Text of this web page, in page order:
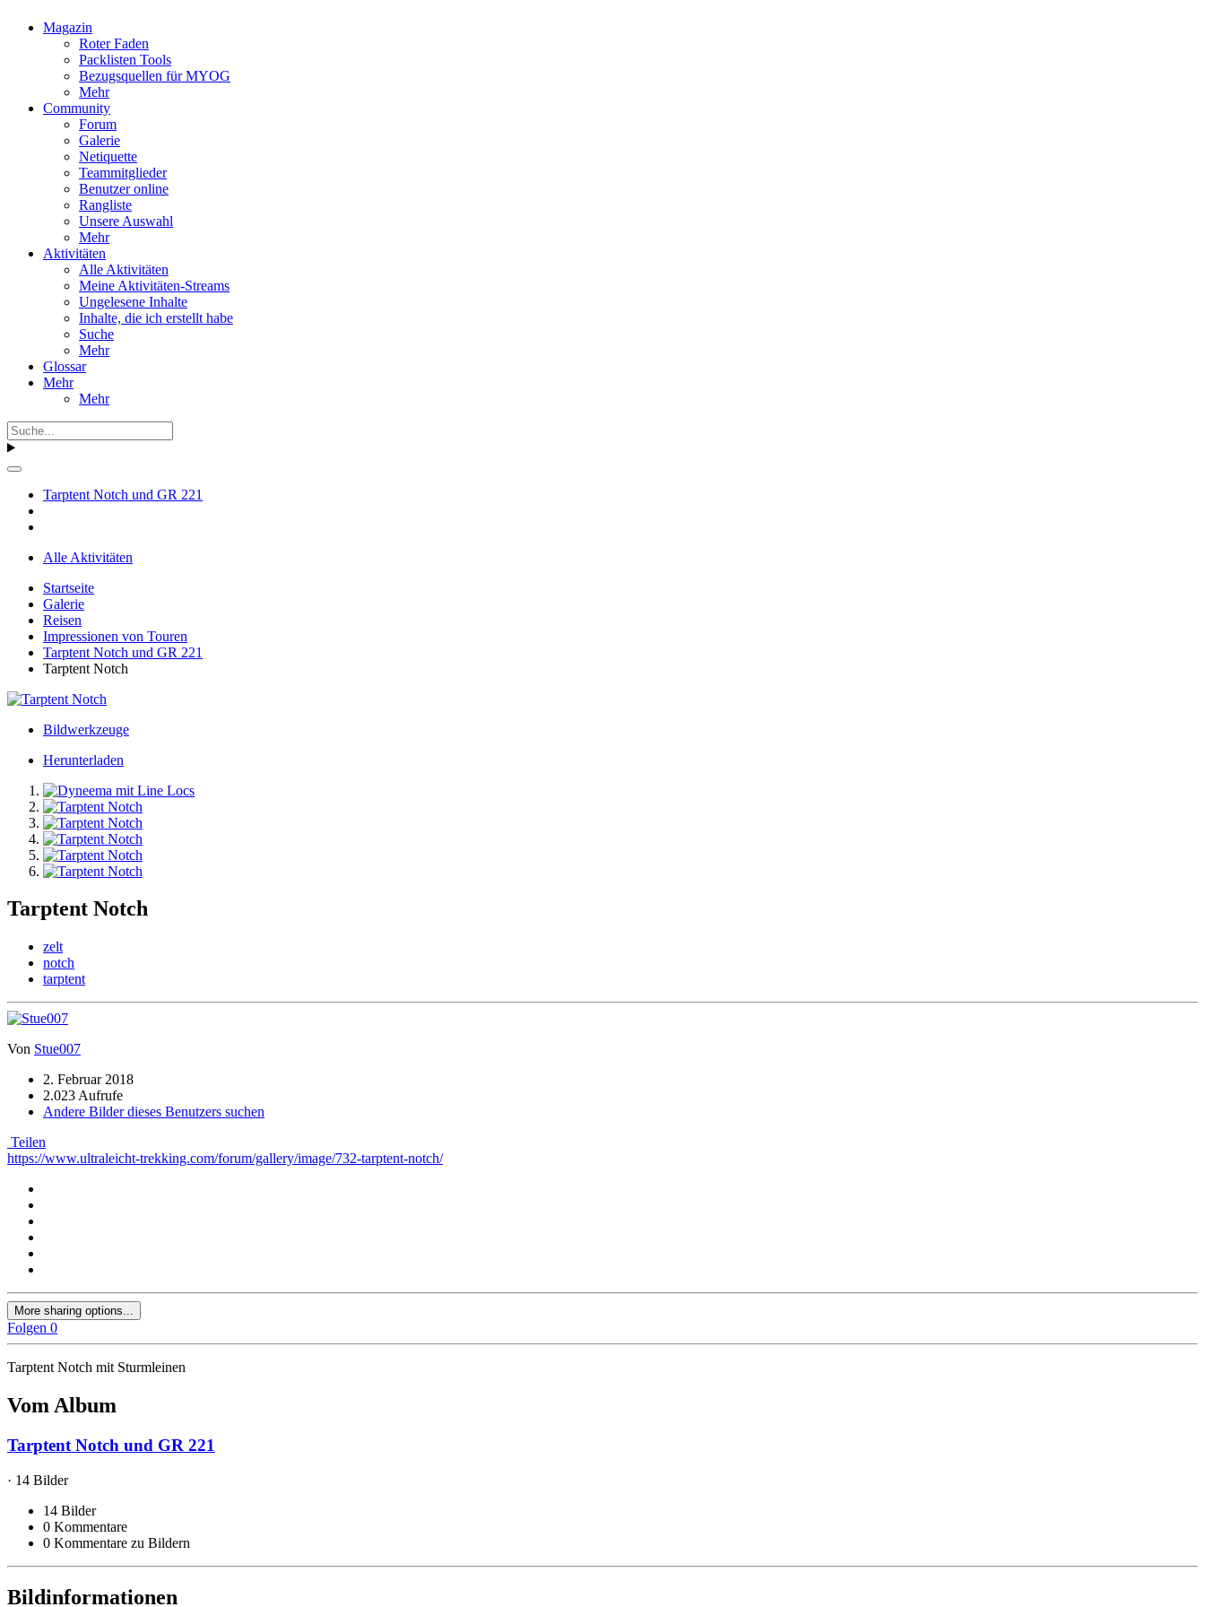
Magazin
Roter Faden
Packlisten Tools
Bezugsquellen für MYOG
Mehr
Community
Forum
Galerie
Netiquette
Teammitglieder
Benutzer online
Rangliste
Unsere Auswahl
Mehr
Aktivitäten
Alle Aktivitäten
Meine Aktivitäten-Streams
Ungelesene Inhalte
Inhalte, die ich erstellt habe
Suche
Mehr
Glossar
Mehr
Mehr
Tarptent Notch und GR 221
Alle Aktivitäten
Startseite
Galerie
Reisen
Impressionen von Touren
Tarptent Notch und GR 221
Tarptent Notch
Bildwerkzeuge
Herunterladen
Tarptent Notch
zelt
notch
tarptent
Von Stue007
2. Februar 2018
2.023 Aufrufe
Andere Bilder dieses Benutzers suchen
Teilen
https://www.ultraleicht-trekking.com/forum/gallery/image/732-tarptent-notch/
More sharing options...
Folgen 0
Tarptent Notch mit Sturmleinen
Vom Album
Tarptent Notch und GR 221
· 14 Bilder
14 Bilder
0 Kommentare
0 Kommentare zu Bildern
Bildinformationen